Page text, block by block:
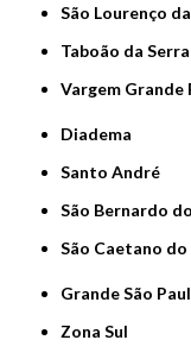
São Lourenço
Taboão da Serra
Vargem
Diadema
Santo André
São Bernardo
São Caetano do
Grande São
Zona Sul